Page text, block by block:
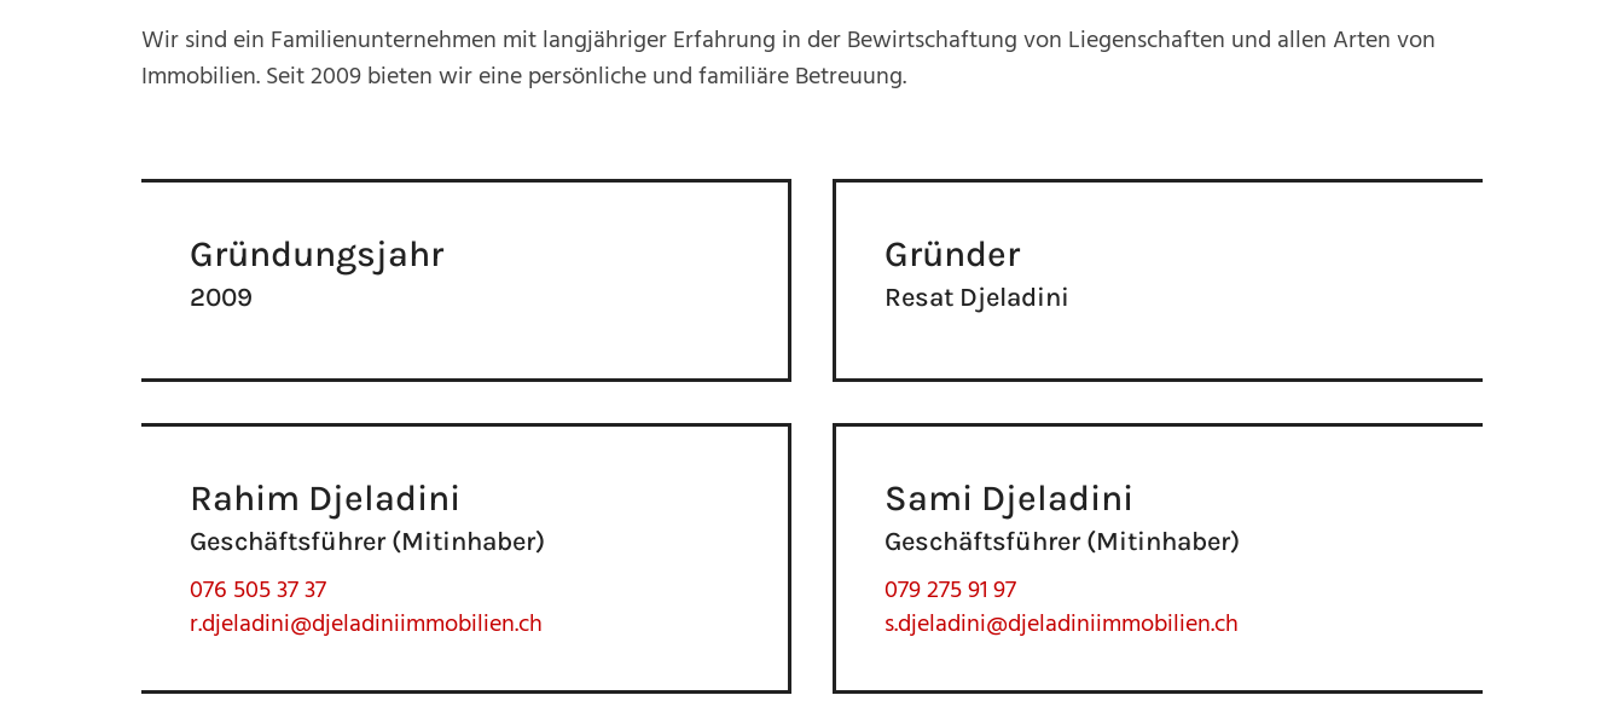
Wir sind ein Familienunternehmen mit langjähriger Erfahrung in der Bewirtschaftung von Liegenschaften und allen Arten von
Immobilien. Seit 2009 bieten wir eine persönliche und familiäre Betreuung.
Gründungsjahr
2009
Gründer
Resat Djeladini
Rahim Djeladini
Geschäftsführer (Mitinhaber)
076 505 37 37
r.djeladini@djeladiniimmobilien.ch
Sami Djeladini
Geschäftsführer (Mitinhaber)
079 275 91 97
s.djeladini@djeladiniimmobilien.ch